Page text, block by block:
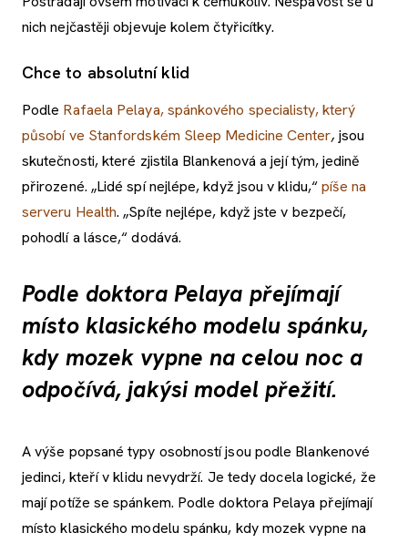
nich nejčastěji objevuje kolem čtyřicítky.
Chce to absolutní klid
Podle Rafaela Pelaya, spánkového specialisty, který
působí ve Stanfordském Sleep Medicine Center, jsou
skutečnosti, které zjistila Blankenová a její tým, jedině
přirozené. „Lidé spí nejlépe, když jsou v klidu,“píše na
serveru Health. „Spíte nejlépe, když jste v bezpečí,
pohodlí a lásce,“ dodává.
Podle doktora Pelaya přejímají
místo klasického modelu spánku,
kdy mozek vypne na celou noc a
odpočívá, jakýsi model přežití.
A výše popsané typy osobností jsou podle Blankenové
jedinci, kteří v klidu nevydrží. Je tedy docela logické, že
mají potíže se spánkem. Podle doktora Pelaya přejímají
místo klasického modelu spánku, kdy mozek vypne na